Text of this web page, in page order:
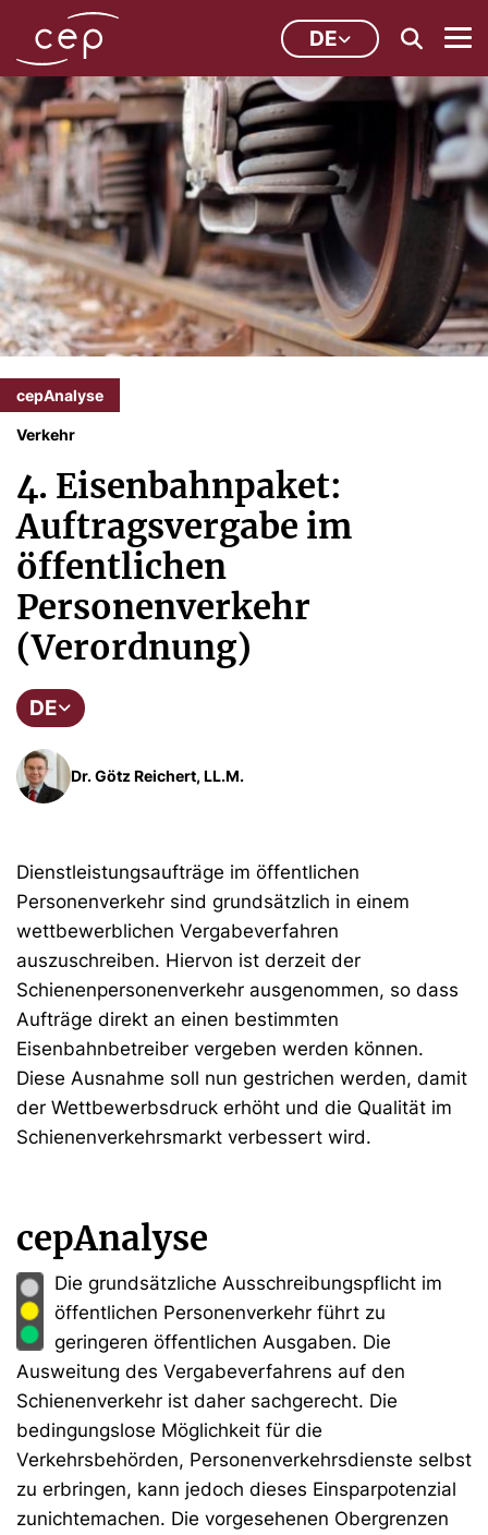
DE
cepAnalyse
Verkehr
4. Eisenbahnpaket:
Auftragsvergabe im
öffentlichen
Personenverkehr
(Verordnung)
DE
Dr. Götz Reichert, LL.M.
Dienstleistungsaufträge im öffentlichen
Personenverkehr sind grundsätzlich in einem
wettbewerblichen Vergabeverfahren
auszuschreiben. Hiervon ist derzeit der
Schienenpersonenverkehr ausgenommen, so dass
Aufträge direkt an einen bestimmten
Eisenbahnbetreiber vergeben werden können.
Diese Ausnahme soll nun gestrichen werden, damit
der Wettbewerbsdruck erhöht und die Qualität im
Schienenverkehrsmarkt verbessert wird.
cepAnalyse
Die grundsätzliche Ausschreibungspflicht im
öffentlichen Personenverkehr führt zu
geringeren öffentlichen Ausgaben. Die
Ausweitung des Vergabeverfahrens auf den
Schienenverkehr ist daher sachgerecht. Die
bedingungslose Möglichkeit für die
Verkehrsbehörden, Personenverkehrsdienste selbst
zu erbringen, kann jedoch dieses Einsparpotenzial
zunichtemachen. Die vorgesehenen Obergrenzen